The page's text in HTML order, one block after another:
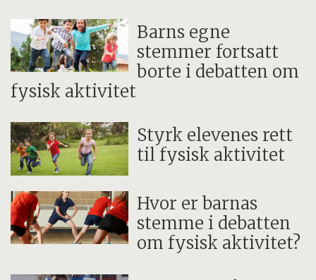
Barns egne
stemmer fortsatt
borte i debatten om
fysisk aktivitet
Styrk elevenes rett
til fysisk aktivitet
Hvor er barnas
stemme i debatten
om fysisk aktivitet?